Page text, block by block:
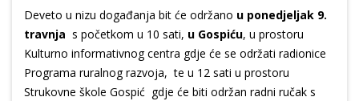
Deveto u nizu događanja bit će održano u ponedjeljak 9.
travnja s početkom u 10 sati, u Gospiću, u prostoru
Kulturno informativnog centra gdje će se održati radionice
Programa ruralnog razvoja, te u 12 sati u prostoru
Strukovne škole Gospić gdje će biti održan radni ručak s